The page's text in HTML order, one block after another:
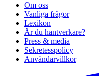
Om oss
Vanliga frågor
Lexikon
Är du hantverkare?
Press & media
Sekretesspolicy
Användarvillkor